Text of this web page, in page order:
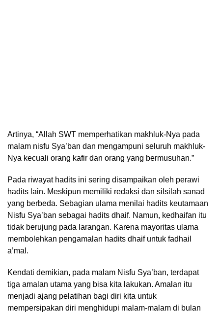
Artinya, “Allah SWT memperhatikan makhluk-Nya pada
malam nisfu Sya’ban dan mengampuni seluruh makhluk-
Nya kecuali orang kafir dan orang yang bermusuhan.”
Pada riwayat hadits ini sering disampaikan oleh perawi
hadits lain. Meskipun memiliki redaksi dan silsilah sanad
yang berbeda. Sebagian ulama menilai hadits keutamaan
Nisfu Sya’ban sebagai hadits dhaif. Namun, kedhaifan itu
tidak berujung pada larangan. Karena mayoritas ulama
membolehkan pengamalan hadits dhaif untuk fadhail
a’mal.
Kendati demikian, pada malam Nisfu Sya’ban, terdapat
tiga amalan utama yang bisa kita lakukan. Amalan itu
menjadi ajang pelatihan bagi diri kita untuk
mempersipakan diri menghidupi malam-malam di bulan